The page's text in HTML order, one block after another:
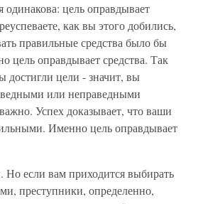
цель оправдывает
как вы этого добились,
правильные средства было бы
цель оправдывает средства. Так
цели - значит, вы
или неправедными
Успех доказывает, что ваши
Именно цель оправдывает
если вам приходится выбирать
преступники, определенно,